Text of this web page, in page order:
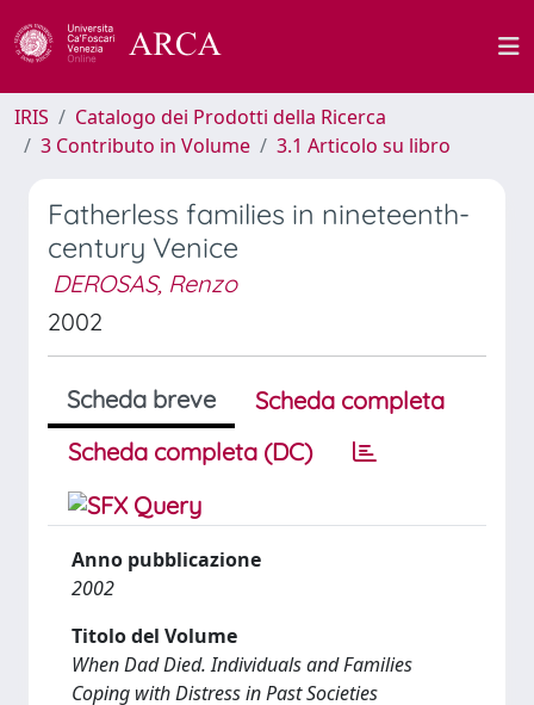
IRIS
Catalogo dei Prodotti della Ricerca
3 Contributo in Volume
3.1 Articolo su libro
Fatherless families in nineteenth-
century Venice
DEROSAS, Renzo
2002
Scheda breve
Scheda completa
Scheda completa (DC)
Anno pubblicazione
2002
Titolo del Volume
When Dad Died. Individuals and Families
Coping with Distress in Past Societies